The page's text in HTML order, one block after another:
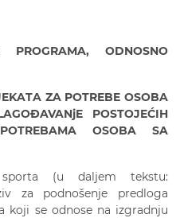
ODNOSNO
ZA POTREBE OSOBA
POSTOJEĆIH
OSOBA SA
(u daljem tekstu:
za podnošenje predloga
koji se odnose na izgradnju